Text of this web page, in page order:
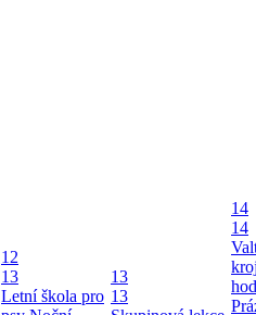
12
13
Letní škola pro
13
13
14
14